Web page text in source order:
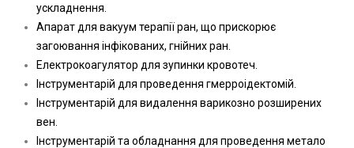
ускладнення.
Апарат для вакуум терапії ран, що прискорює
загоювання інфікованих, гнійних ран.
Електрокоагулятор для зупинки кровотеч.
Інструментарій для проведення гмерроідектомій.
Інструментарій для видалення варикозно розширених
вен.
Інструментарій та обладнання для проведення метало